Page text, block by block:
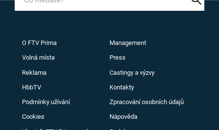
O FTV Prima Management
Volná místa Press
Reklama Castingy a výzvy
HbbTV Kontakty
Podmínky užívání Zpracování osobních údajů
Cookies Nápověda